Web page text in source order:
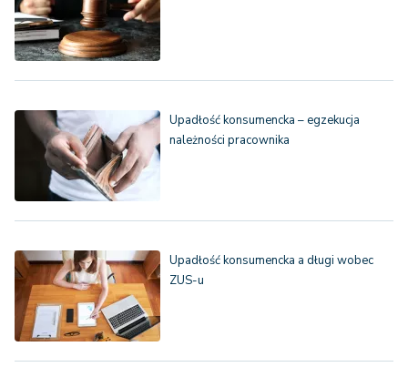
Upadłość konsumencka – egzekucja
należności pracownika
Upadłość konsumencka a długi wobec
ZUS-u